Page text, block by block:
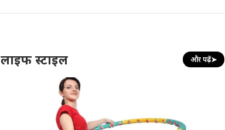
लाइफ स्टाइल और पढ़ें➤